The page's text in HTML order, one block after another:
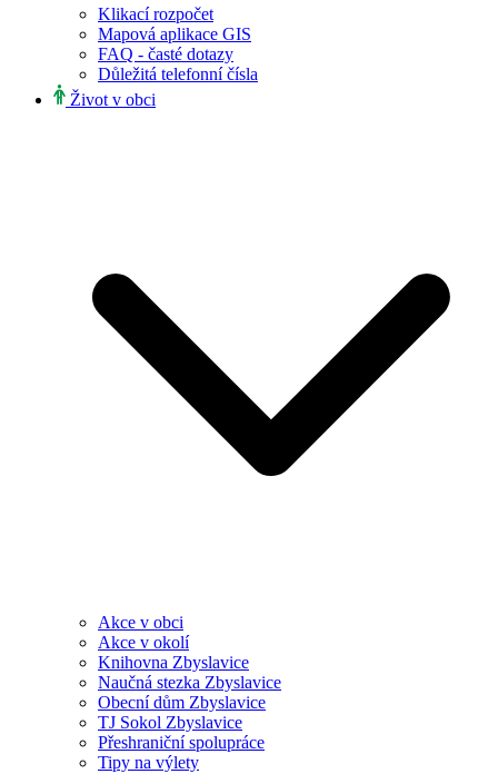
Klikací rozpočet
Mapová aplikace GIS
FAQ - časté dotazy
Důležitá telefonní čísla
Život v obci
Akce v obci
Akce v okolí
Knihovna Zbyslavice
Naučná stezka Zbyslavice
Obecní dům Zbyslavice
TJ Sokol Zbyslavice
Přeshraniční spolupráce
Tipy na výlety